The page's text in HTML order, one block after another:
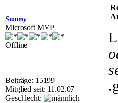
Sunny
Microsoft MVP
Offline
Beiträge: 15199
Mitglied seit: 11.02.07
Geschlecht: